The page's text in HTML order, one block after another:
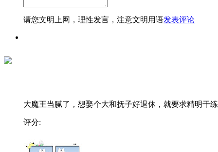
请您文明上网，理性发言，注意文明用语发表评论
大魔王当腻了，想娶个大和抚子好退休，就要求精明干
评分: